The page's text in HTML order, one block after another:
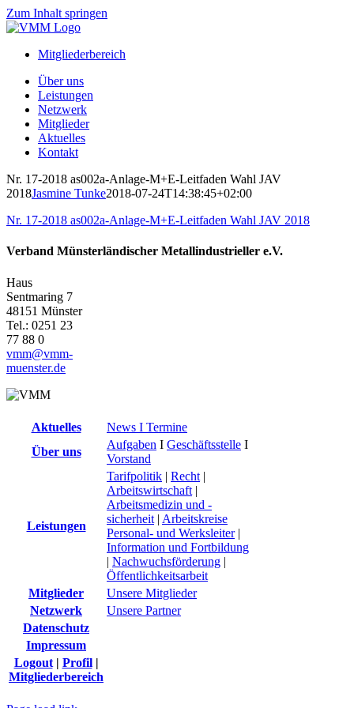
Zum Inhalt springen
Mitgliederbereich
Über uns
Leistungen
Netzwerk
Mitglieder
Aktuelles
Kontakt
Nr. 17-2018 as002a-Anlage-M+E-Leitfaden Wahl JAV
2018Jasmine Tunke2018-07-24T14:38:45+02:00
Nr. 17-2018 as002a-Anlage-M+E-Leitfaden Wahl JAV 2018
Verband Münsterländischer Metallindustrieller e.V.
Haus
Sentmaring 7
48151 Münster
Tel.: 0251 23
77 88 0
vmm@vmm-
muenster.de
Aktuelles
News I Termine
Über uns
Aufgaben I Geschäftsstelle I
Vorstand
Leistungen
Tarifpolitik | Recht |
Arbeitswirtschaft |
Arbeitsmedizin und -
sicherheit | Arbeitskreise
Personal- und Werksleiter|
Information und Fortbildung
| Nachwuchsförderung |
Öffentlichkeitsarbeit
Mitglieder
Unsere Mitglieder
Netzwerk
Unsere Partner
Datenschutz
Impressum
Logout| Profil|
Mitgliederbereich